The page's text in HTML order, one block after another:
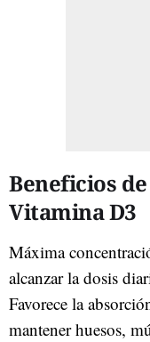
Beneficios
Vitamina D3
Máxima
alcanzar la dosis
Favorece la
mantener huesos,